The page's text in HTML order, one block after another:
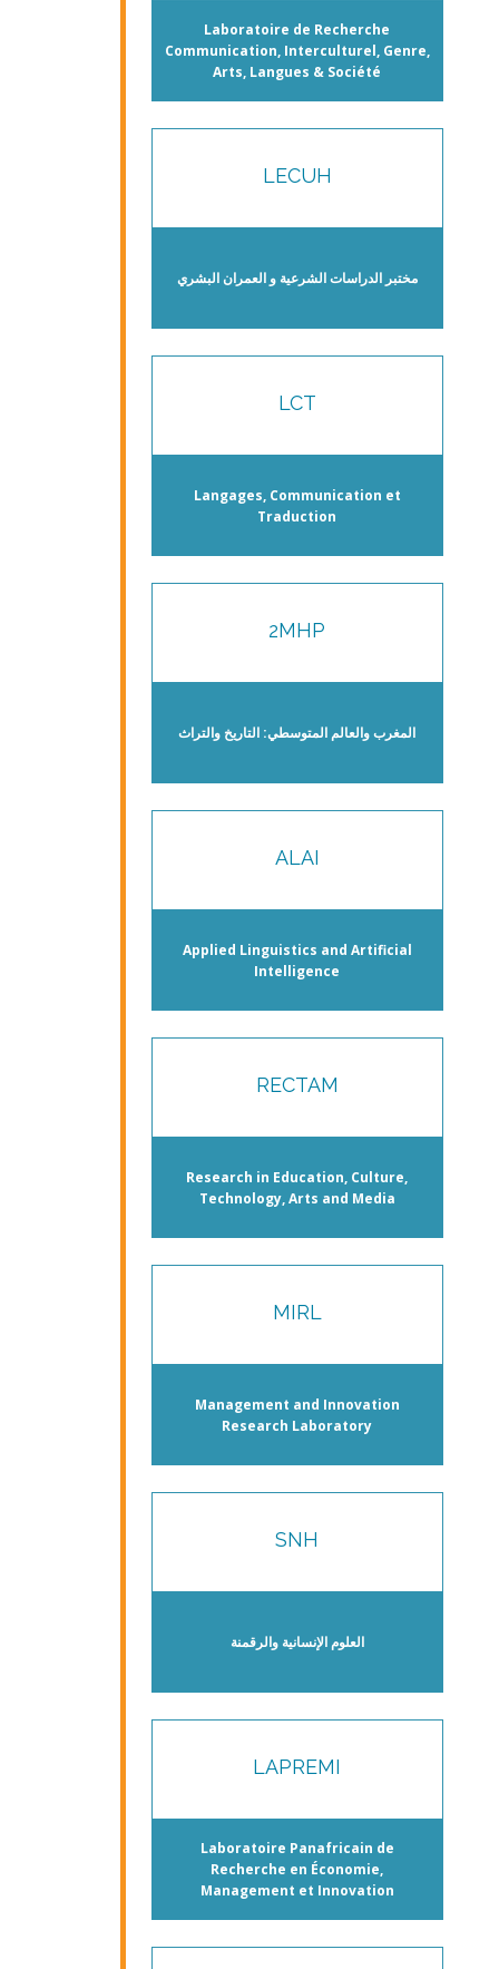
Laboratoire de Recherche
Communication, Interculturel, Genre,
Arts, Langues & Société
LECUH
مختبر الدراسات الشرعية و العمران البشري
LCT
Langages, Communication et
Traduction
2MHP
المغرب والعالم المتوسطي: التاريخ والتراث
ALAI
Applied Linguistics and Artificial
Intelligence
RECTAM
Research in Education, Culture,
Technology, Arts and Media
MIRL
Management and Innovation
Research Laboratory
SNH
العلوم الإنسانية والرقمنة
LAPREMI
Laboratoire Panafricain de
Recherche en Économie,
Management et Innovation